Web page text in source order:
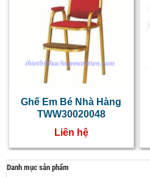
Ghế Em Bé Nhà Hàng
TWW30020048
Liên hệ
Danh mục sản phẩm